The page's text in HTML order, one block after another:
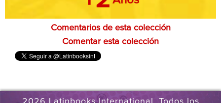
Comentarios de esta colección
Comentar esta colección